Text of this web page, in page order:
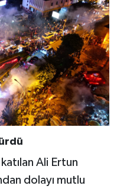
Ali Ertun
dolayı mutlu